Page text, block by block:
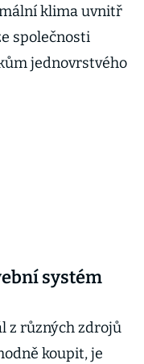
klima uvnitř
společnosti
jednovrstvého
systém
z různých zdrojů
koupit, je